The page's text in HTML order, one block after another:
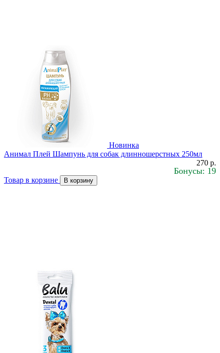
Новинка
Анимал Плей Шампунь для собак длинношерстных 250мл
270 р.
Бонусы: 19
Товар в корзине В корзину